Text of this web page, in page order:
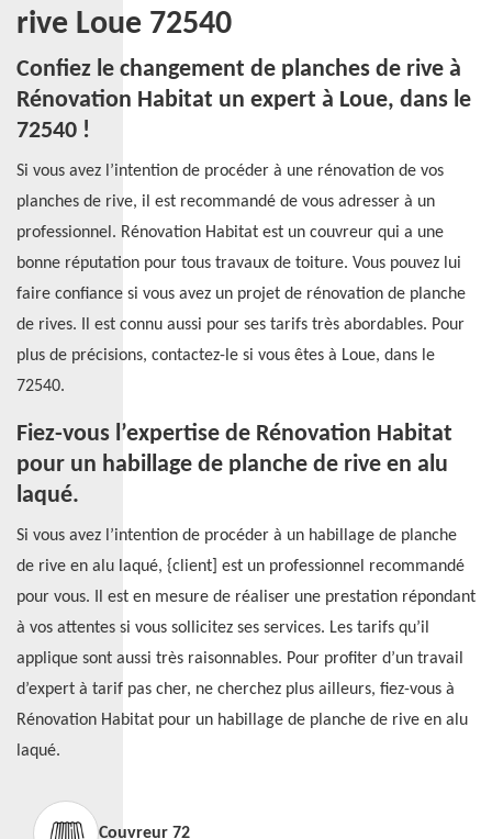
rive Loue 72540
Confiez le changement de planches de rive à
Rénovation Habitat un expert à Loue, dans le
72540 !
Si vous avez l’intention de procéder à une rénovation de vos
planches de rive, il est recommandé de vous adresser à un
professionnel. Rénovation Habitat est un couvreur qui a une
bonne réputation pour tous travaux de toiture. Vous pouvez lui
faire confiance si vous avez un projet de rénovation de planche
de rives. Il est connu aussi pour ses tarifs très abordables. Pour
plus de précisions, contactez-le si vous êtes à Loue, dans le
72540.
Fiez-vous l’expertise de Rénovation Habitat
pour un habillage de planche de rive en alu
laqué.
Si vous avez l’intention de procéder à un habillage de planche
de rive en alu laqué, {client] est un professionnel recommandé
pour vous. Il est en mesure de réaliser une prestation répondant
à vos attentes si vous sollicitez ses services. Les tarifs qu’il
applique sont aussi très raisonnables. Pour profiter d’un travail
d’expert à tarif pas cher, ne cherchez plus ailleurs, fiez-vous à
Rénovation Habitat pour un habillage de planche de rive en alu
laqué.
Couvreur 72